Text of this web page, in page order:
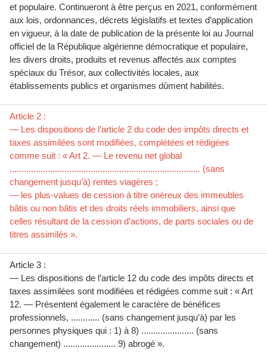
et populaire. Continueront à être perçus en 2021, conformément
aux lois, ordonnances, décrets législatifs et textes d’application
en vigueur, à la date de publication de la présente loi au Journal
officiel de la République algérienne démocratique et populaire,
les divers droits, produits et revenus affectés aux comptes
spéciaux du Trésor, aux collectivités locales, aux
établissements publics et organismes dûment habilités.
Article 2 :
— Les dispositions de l’article 2 du code des impôts directs et
taxes assimilées sont modifiées, complétées et rédigées
comme suit : « Art 2. — Le revenu net global
................................................................................ (sans
changement jusqu’à) rentes viagères ;
— les plus-values de cession à titre onéreux des immeubles
bâtis ou non bâtis et des droits réels immobiliers, ainsi que
celles résultant de la cession d’actions, de parts sociales ou de
titres assimilés ».
Article 3 :
— Les dispositions de l’article 12 du code des impôts directs et
taxes assimilées sont modifiées et rédigées comme suit : « Art
12. — Présentent également le caractère de bénéfices
professionnels, ............ (sans changement jusqu’à) par les
personnes physiques qui : 1) à 8) ...................... (sans
changement) ...................... 9) abrogé ».